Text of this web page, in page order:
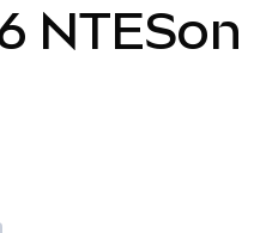
NTESon